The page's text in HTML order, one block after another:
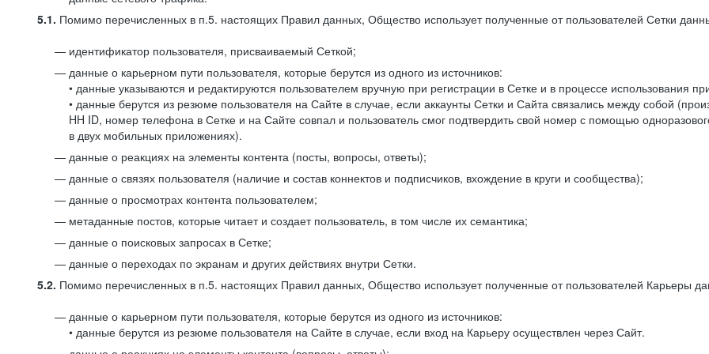
5.1. Помимо перечисленных в п.5. настоящих Правил данных, Общество использует полученные от пользователей Сетки
идентификатор пользователя, присваиваемый Сеткой;
данные о карьерном пути пользователя, которые берутся из одного из источников:
• данные указываются и редактируются пользователем вручную при регистрации в Сетке и в процессе использования
• данные берутся из резюме пользователя на Сайте в случае, если аккаунты Сетки и Сайта связались между собой
HH ID, номер телефона в Сетке и на Сайте совпал и пользователь смог подтвердить свой номер с помощью
в двух мобильных приложениях).
данные о реакциях на элементы контента (посты, вопросы, ответы);
данные о связях пользователя (наличие и состав коннектов и подписчиков, вхождение в круги и сообщества);
данные о просмотрах контента пользователем;
метаданные постов, которые читает и создает пользователь, в том числе их семантика;
данные о поисковых запросах в Сетке;
данные о переходах по экранам и других действиях внутри Сетки.
5.2. Помимо перечисленных в п.5. настоящих Правил данных, Общество использует полученные от пользователей Карьеры
данные о карьерном пути пользователя, которые берутся из одного из источников:
• данные берутся из резюме пользователя на Сайте в случае, если вход на Карьеру осуществлен через Сайт.